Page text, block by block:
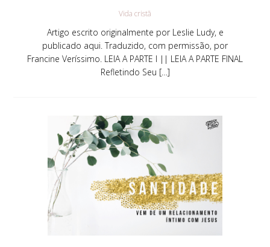
Vida cristã
Artigo escrito originalmente por Leslie Ludy, e
publicado aqui. Traduzido, com permissão, por
Francine Veríssimo. LEIA A PARTE I || LEIA A PARTE FINAL
Refletindo Seu […]